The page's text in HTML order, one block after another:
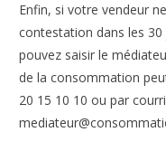
Enfin, si votre vendeur
contestation dans les
pouvez saisir le
de la consommation
20 15 10 10 ou par